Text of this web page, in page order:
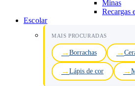
Minas
Recargas
Escolar
MAIS PROCURADAS
Borrachas
Lápis de cor